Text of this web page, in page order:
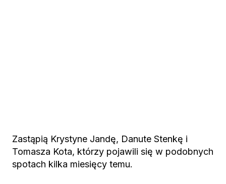
Zastąpią Krystyne Jandę, Danute Stenkę i
Tomasza Kota, którzy pojawili się w podobnych
spotach kilka miesięcy temu.